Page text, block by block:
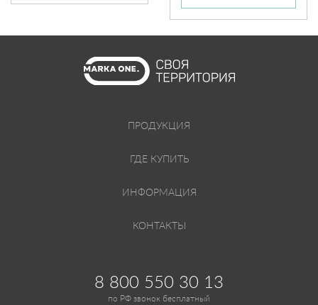
ПРОДУКЦИЯ
ГДЕ КУПИТЬ
ИНФОРМАЦИЯ
КОНТАКТЫ
8 800 550 30 13
по РФ звонок бесплатный